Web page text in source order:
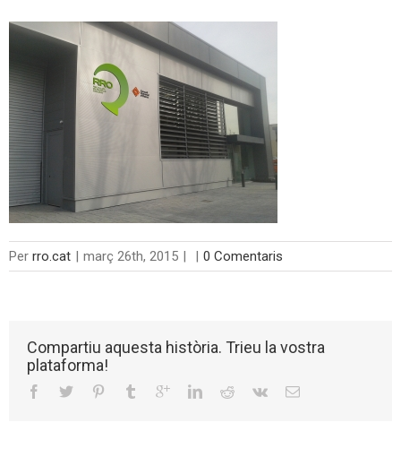
Per rro.cat | març 26th, 2015 | | 0 Comentaris
Compartiu aquesta història. Trieu la vostra
plataforma!